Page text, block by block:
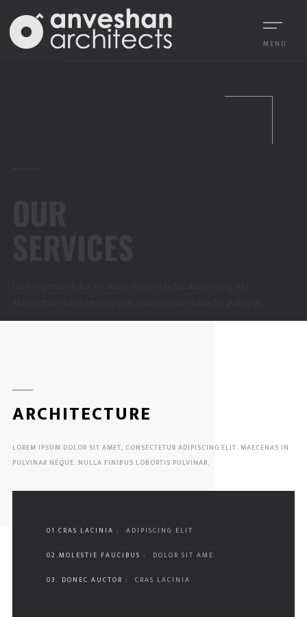
MENU
ARCHITECTURE
LOREM IPSUM DOLOR SIT AMET, CONSECTETUR ADIPISCING ELIT. MAECENAS IN
PULVINAR NEQUE. NULLA FINIBUS LOBORTIS PULVINAR.
01.CRAS LACINIA : ADIPISCING ELIT
02.MOLESTIE FAUCIBUS : DOLOR SIT AME
03. DONEC AUCTOR : CRAS LACINIA